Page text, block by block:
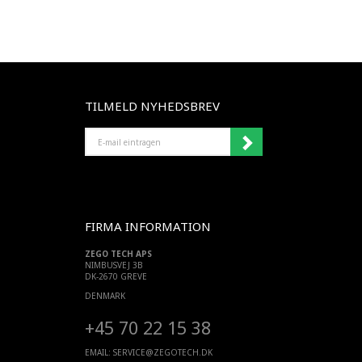
TILMELD NYHEDSBREV
MAIL
EINTRAGEN
FIRMA INFORMATION
ZEGO TECH APS
NIMBUSVEJ 3B
DK-2670 GREVE
DENMARK
+45 70 22 15 38
EMAIL: SERVICE@ZEGOTECH.DK